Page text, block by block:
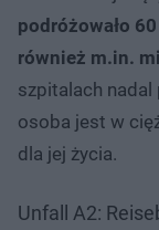
podróżowało
również m.in.
szpitalach nadal
osoba jest w
dla jej życia.
Unfall A2: